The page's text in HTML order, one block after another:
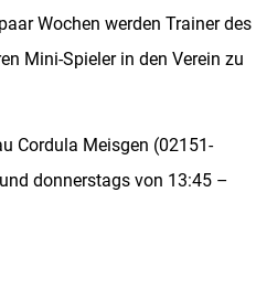
Wochen werden Trainer des
Mini-Spieler in den Verein zu
Cordula Meisgen (02151-
donnerstags von 13:45 –